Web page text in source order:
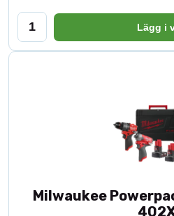
Lägg i
Milwaukee